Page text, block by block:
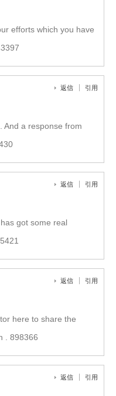
efforts which you have
返信 引用
And a response from
返信 引用
got some real
返信 引用
here to share the
. 898366
返信 引用